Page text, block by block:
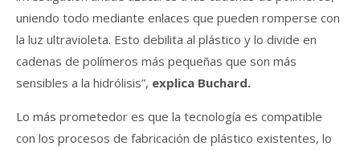
uniendo todo mediante enlaces que pueden romperse con
la luz ultravioleta. Esto debilita al plástico y lo divide en
cadenas de polímeros más pequeñas que son más
sensibles a la hidrólisis”, explica Buchard.
Lo más prometedor es que la tecnología es compatible
con los procesos de fabricación de plástico existentes, lo